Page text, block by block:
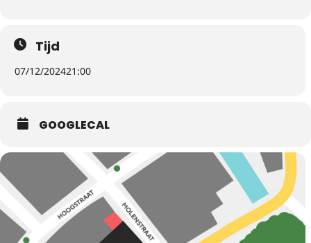
Tijd
07/12/202421:00
GOOGLECAL